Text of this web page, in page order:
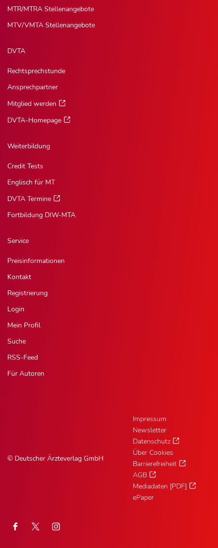
MTR/MTRA Stellenangebote
MTV/VMTA Stellenangebote
DVTA
Rechtsprechstunde
Ansprechpartner
Mitglied werden
DVTA-Homepage
Weiterbildung
Credit Tests
Englisch für MT
DVTA Termine
Fortbildung DIW-MTA
Service
Preisinformationen
Kontakt
Registrierung
Login
Mein Profil
Suche
RSS-Feed
Für Autoren
© Deutscher Ärzteverlag GmbH
Impressum
Newsletter
Datenschutz
Über Cookies
Barrierefreiheit
AGB
Mediadaten [PDF]
ePaper